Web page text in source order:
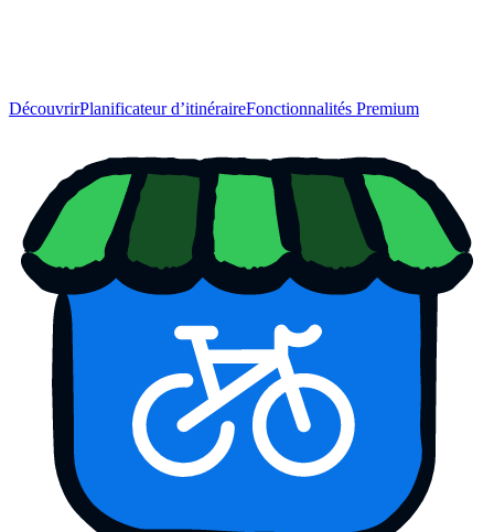
DécouvrirPlanificateur d’itinéraireFonctionnalités Premium